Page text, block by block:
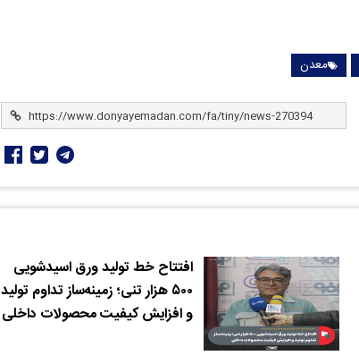
معدن
افتتاح خط تولید ورق اسیدشویی
۵۰۰ هزار تنی؛ زمینه‌ساز تداوم تولید
و افزایش کیفیت محصولات داخلی